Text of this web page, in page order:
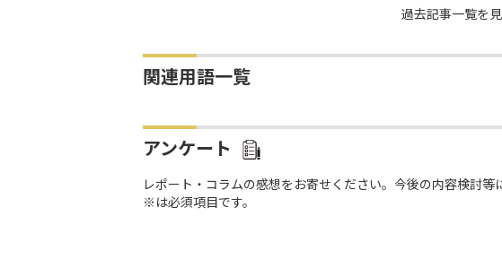
過去記事一覧を
関連用語一覧
アンケート
レポート・コラムの感想をお寄せください。今後の内容検討等
※は必須項目です。